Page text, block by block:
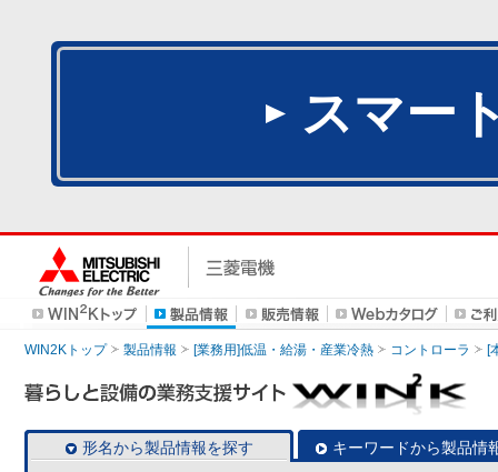
スマー
WIN2Kトップ 製品情報 [業務用]低温・給湯・産業冷熱 コントローラ [
形名から製品情報を探す キーワードから製品情